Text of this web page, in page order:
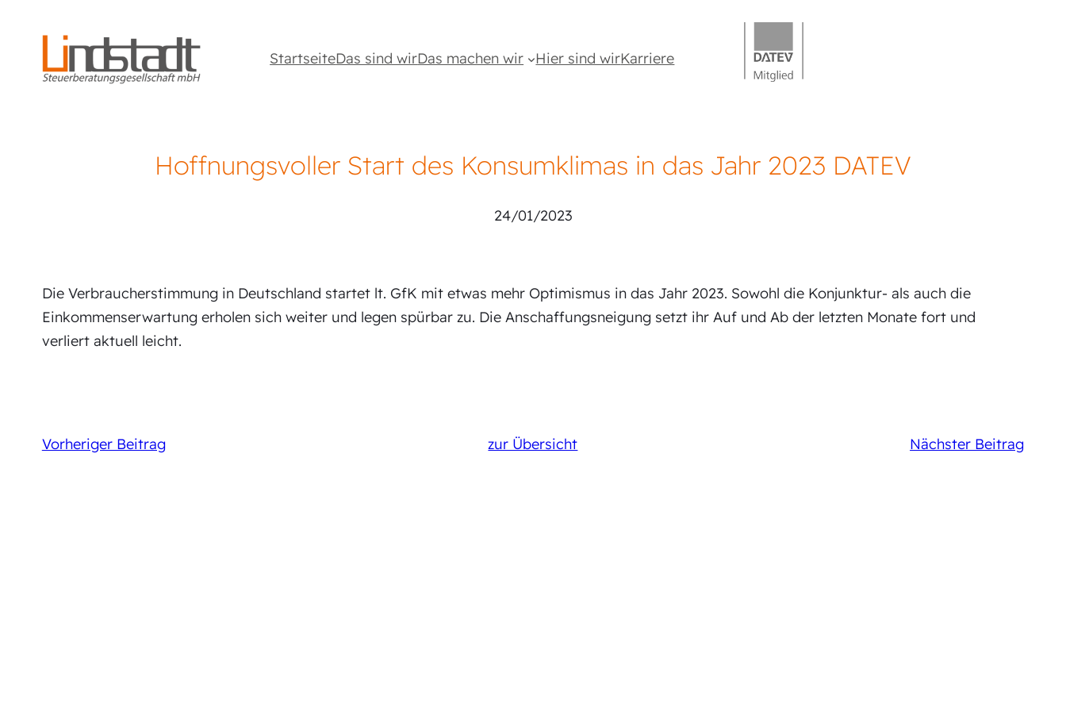
StartseiteDas sind wirDas machen wir Hier sind wirKarriere
Hoffnungsvoller Start des Konsumklimas in das Jahr 2023 DATEV
24/01/2023
Die Verbraucherstimmung in Deutschland startet lt. GfK mit etwas mehr Optimismus in das Jahr 2023. Sowohl die Konjunktur- als auch die
Einkommenserwartung erholen sich weiter und legen spürbar zu. Die Anschaffungsneigung setzt ihr Auf und Ab der letzten Monate fort und
verliert aktuell leicht.
Vorheriger Beitrag zur Übersicht Nächster Beitrag